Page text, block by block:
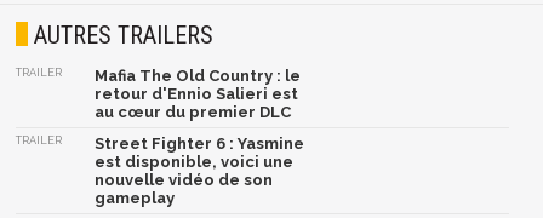
AUTRES TRAILERS
TRAILER
Mafia The Old Country : le
retour d'Ennio Salieri est
au cœur du premier DLC
TRAILER
Street Fighter 6 : Yasmine
est disponible, voici une
nouvelle vidéo de son
gameplay